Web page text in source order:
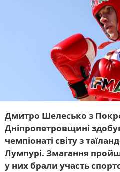
Дмитро Шелесько з
Дніпропетровщині
чемпіонаті світу з
Лумпурі. Змагання
у них брали участь